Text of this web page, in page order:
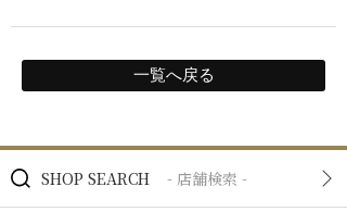
一覧へ戻る
SHOP SEARCH - 店舗検索 -